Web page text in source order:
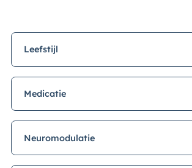
Leefstijl
Medicatie
Neuromodulatie